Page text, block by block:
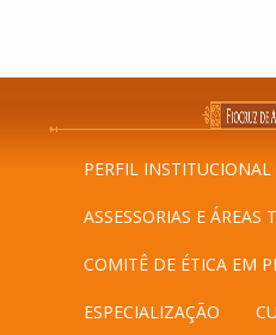
PERFIL INSTITUCIONAL
ASSESSORIAS E ÁREAS
COMITÊ DE ÉTICA EM
ESPECIALIZAÇÃO